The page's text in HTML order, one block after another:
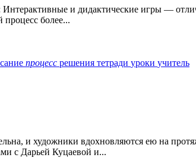
Интерактивные и дидактические игры —
более...
процесс решения тетради уроки учитель
и художники вдохновляются ею на
с Дарьей Куцаевой и...